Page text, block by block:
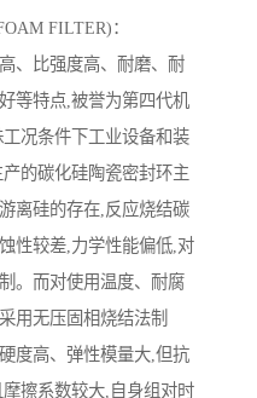
FILTER)：
、比强度高、耐磨、耐
等特点,被誉为第四代机
况条件下工业设备和装
的碳化硅陶瓷密封环主
离硅的存在,反应烧结碳
性较差,力学性能偏低,对
。而对使用温度、耐腐
用无压固相烧结法制
度高、弹性模量大,但抗
擦系数较大,自身组对时